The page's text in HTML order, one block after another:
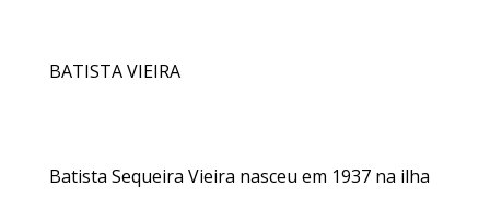
BATISTA VIEIRA
Batista Sequeira Vieira nasceu em 1937 na ilha